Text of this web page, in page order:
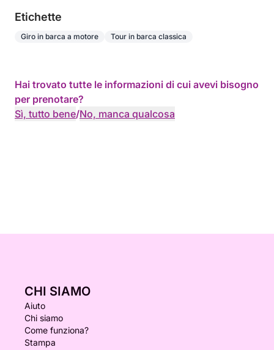
Etichette
Giro in barca a motore Tour in barca classica
Hai trovato tutte le informazioni di cui avevi bisogno
per prenotare?
Sì, tutto bene/No, manca qualcosa
CHI SIAMO
Aiuto
Chi siamo
Come funziona?
Stampa